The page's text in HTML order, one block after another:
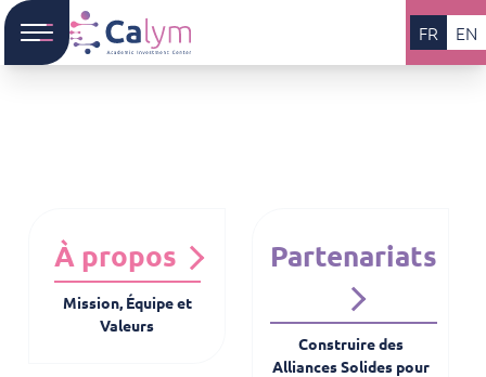
FR EN
À propos
Mission, Équipe et
Valeurs
Partenariats
Construire des
Alliances Solides pour